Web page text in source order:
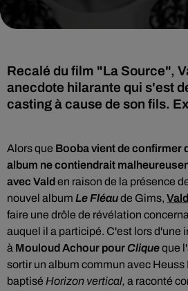
Recalé du film "La Source",
anecdote hilarante qui s'est
casting à cause de son fils.
Alors que Booba vient de confirmer
album ne contiendrait
avec Valden raison de la présence
nouvel album Le Fléaude Gims, Vald
faire une drôle de révélation
auquel il a participé. C'est lors d'une
à Mouloud Achour pour Cliqueque
sortir un album commun avec Heuss
baptisé Horizon vertical, a raconté